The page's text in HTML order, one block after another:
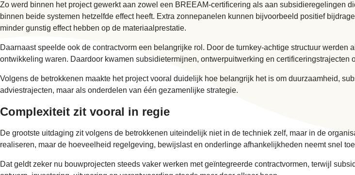
Zo werd binnen het project gewerkt aan zowel een BREEAM-certificering als aan subsidieregelingen
binnen beide systemen hetzelfde effect heeft. Extra zonnepanelen kunnen bijvoorbeeld positief
minder gunstig effect hebben op de materiaalprestatie.
Daarnaast speelde ook de contractvorm een belangrijke rol. Door de turnkey-achtige structuur
ontwikkeling waren. Daardoor kwamen subsidietermijnen, ontwerpuitwerking en certificeringstrajecten
Volgens de betrokkenen maakte het project vooral duidelijk hoe belangrijk het is om duurzaamheid,
adviestrajecten, maar als onderdelen van één gezamenlijke strategie.
Complexiteit zit vooral in regie
De grootste uitdaging zit volgens de betrokkenen uiteindelijk niet in de techniek zelf, maar in de
realiseren, maar de hoeveelheid regelgeving, bewijslast en onderlinge afhankelijkheden neemt snel
Dat geldt zeker nu bouwprojecten steeds vaker werken met geïntegreerde contractvormen, terwijl